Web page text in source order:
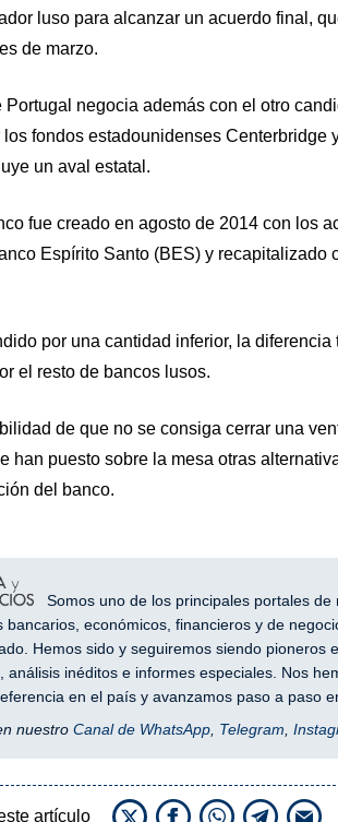
luso para alcanzar un acuerdo final,
de marzo.
Portugal negocia además con el otro
los fondos estadounidenses Centerbridge
un aval estatal.
fue creado en agosto de 2014 con los
Espírito Santo (BES) y recapitalizado
por una cantidad inferior, la diferencia
el resto de bancos lusos.
de que no se consiga cerrar una
han puesto sobre la mesa otras
del banco.
Somos uno de los principales portales de
bancarios, económicos, financieros y de
Hemos sido y seguiremos siendo pioneros
análisis inéditos e informes especiales. Nos
en el país y avanzamos paso a paso
nuestro Canal de WhatsApp, Telegram,
artículo